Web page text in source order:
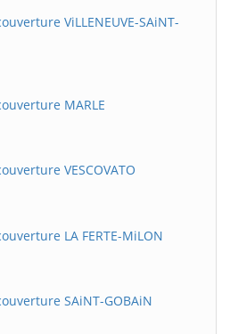
ViLLENEUVE-SAiNT-
MARLE
VESCOVATO
LA FERTE-MiLON
SAiNT-GOBAiN